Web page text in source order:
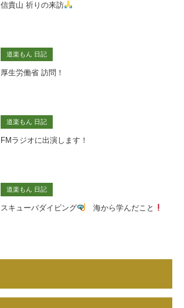
信貴山 祈りの来訪
道楽もん 日記
厚生労働省 訪問！
道楽もん 日記
FMラジオに出演します！
道楽もん 日記
スキューバダイビング 海から学んだこと